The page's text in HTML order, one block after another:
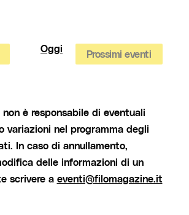
Oggi Prossimi eventi
non è responsabile di eventuali
variazioni nel programma degli
In caso di annullamento,
delle informazioni di un
scrivere a eventi@filomagazine.it